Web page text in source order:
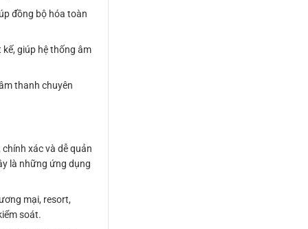
đồng bộ hóa toàn
giúp hệ thống âm
thanh chuyên
xác và dễ quản
là những ứng dụng
mại, resort,
soát.